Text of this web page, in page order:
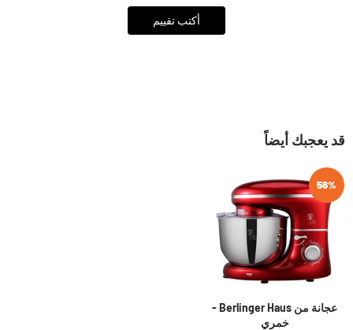
أكتب تقييم
قد يعجبك أيضاً
56%
عجانة من Berlinger Haus -
خمري